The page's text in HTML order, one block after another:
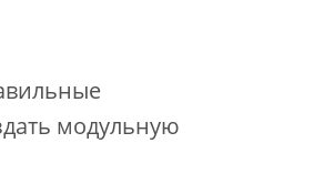
модульную